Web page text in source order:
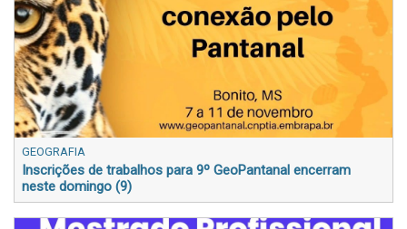
GEOGRAFIA
Inscrições de trabalhos para 9º GeoPantanal encerram
neste domingo (9)